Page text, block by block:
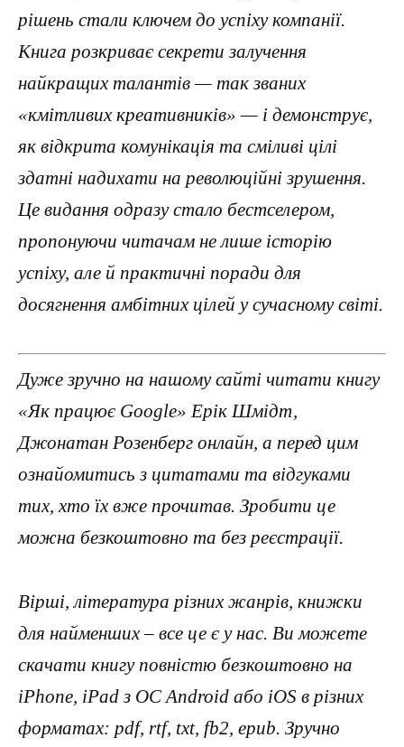
рішень стали ключем до успіху компанії.
Книга розкриває секрети залучення
найкращих талантів — так званих
«кмітливих креативників» — і демонструє,
як відкрита комунікація та сміливі цілі
здатні надихати на революційні зрушення.
Це видання одразу стало бестселером,
пропонуючи читачам не лише історію
успіху, але й практичні поради для
досягнення амбітних цілей у сучасному світі.
Дуже зручно на нашому сайті читати книгу
«Як працює Google» Ерік Шмідт,
Джонатан Розенберг онлайн, а перед цим
ознайомитись з цитатами та відгуками
тих, хто їх вже прочитав. Зробити це
можна безкоштовно та без реєстрації.
Вірші, література різних жанрів, книжки
для найменших – все це є у нас. Ви можете
скачати книгу повністю безкоштовно на
iPhone, iPad з ОС Android або iOS в різних
форматах: pdf, rtf, txt, fb2, epub. Зручно